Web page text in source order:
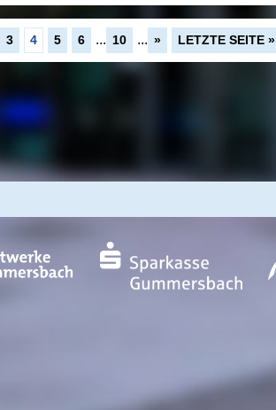
3 4 5 6 ... 10 ... » LETZTE SEITE »